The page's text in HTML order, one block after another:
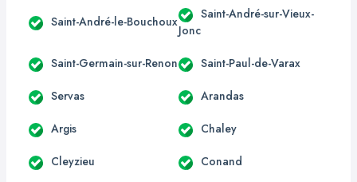
Saint-André-le-Bouchoux
Saint-André-sur-Vieux-
Jonc
Saint-Germain-sur-Renon Saint-Paul-de-Varax
Servas Arandas
Argis Chaley
Cleyzieu Conand